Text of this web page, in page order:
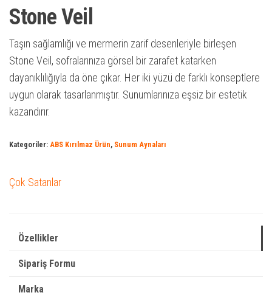
Stone Veil
Taşın sağlamlığı ve mermerin zarif desenleriyle birleşen
Stone Veil, sofralarınıza görsel bir zarafet katarken
dayanıklılığıyla da öne çıkar. Her iki yüzü de farklı konseptlere
uygun olarak tasarlanmıştır. Sunumlarınıza eşsiz bir estetik
kazandırır.
Kategoriler: ABS Kırılmaz Ürün, Sunum Aynaları
Çok Satanlar
Özellikler
Sipariş Formu
Marka